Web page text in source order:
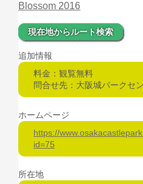
Blossom 2016
現在地からルート検索
追加情報
料金：観覧無料
問合せ先：大阪城パークセ
ホームページ
https://
id=75
所在地